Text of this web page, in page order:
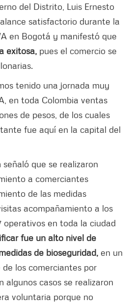
del Distrito, Luis Ernesto
satisfactorio durante la
en Bogotá y manifestó que
exitosa, pues el comercio se
tenido una jornada muy
en toda Colombia ventas
de pesos, de los cuales
fue aquí en la capital del
que se realizaron
a comerciantes
de las medidas
acompañamiento a los
operativos en toda la ciudad
fue un alto nivel de
de bioseguridad, en un
los comerciantes por
algunos casos se realizaron
voluntaria porque no